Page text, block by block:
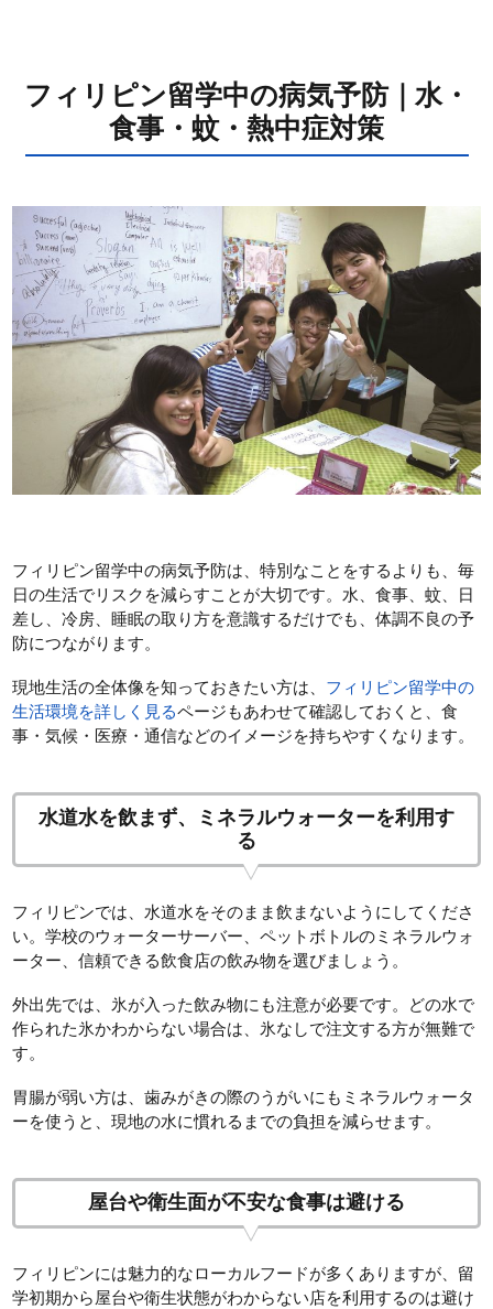
フィリピン留学中の病気予防｜水・
食事・蚊・熱中症対策
フィリピン留学中の病気予防は、特別なことをするよりも、毎
日の生活でリスクを減らすことが大切です。水、食事、蚊、日
差し、冷房、睡眠の取り方を意識するだけでも、体調不良の予
防につながります。
現地生活の全体像を知っておきたい方は、 フィリピン留学中の
生活環境を詳しく見るページもあわせて確認しておくと、食
事・気候・医療・通信などのイメージを持ちやすくなります。
水道水を飲まず、ミネラルウォーターを利用す
る
フィリピンでは、水道水をそのまま飲まないようにしてくださ
い。学校のウォーターサーバー、ペットボトルのミネラルウォ
ーター、信頼できる飲食店の飲み物を選びましょう。
外出先では、氷が入った飲み物にも注意が必要です。どの水で
作られた氷かわからない場合は、氷なしで注文する方が無難で
す。
胃腸が弱い方は、歯みがきの際のうがいにもミネラルウォータ
ーを使うと、現地の水に慣れるまでの負担を減らせます。
屋台や衛生面が不安な食事は避ける
フィリピンには魅力的なローカルフードが多くありますが、留
学初期から屋台や衛生状態がわからない店を利用するのは避け